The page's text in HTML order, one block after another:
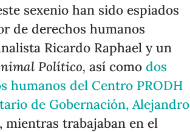
sexenio han sido espiados
de derechos humanos
Ricardo Raphael y un
Político,así comodos
humanos del Centro PRODH
de Gobernación, Alejandro
mientras trabajaban en el